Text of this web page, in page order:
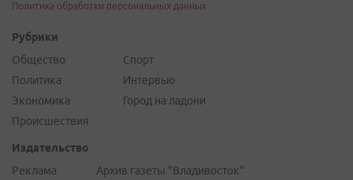
Политика обработки персональных данных
Рубрики
Общество
Политика
Экономика
Происшествия
Спорт
Интервью
Город на ладони
Издательство
Реклама
Архив газеты "Владивосток"